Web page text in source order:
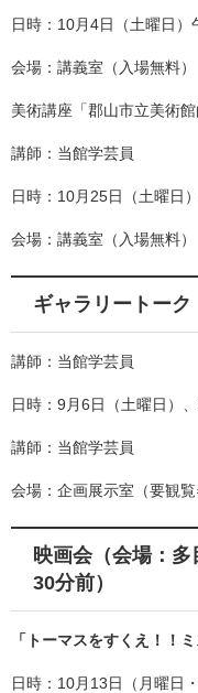
日時：10月4日（土曜日）
会場：講義室（入場無料）
美術講座「郡山市立美術
講師：当館学芸員
日時：10月25日（土曜日
会場：講義室（入場無料）
ギャラリートーク
講師：当館学芸員
日時：9月6日（土曜日）
講師：当館学芸員
会場：企画展示室（要観覧
映画会（会場：
30分前）
「トーマスをすくえ！！
日時：10月13日（月曜日・